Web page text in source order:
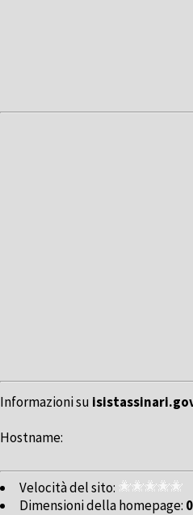
Informazioni su
Hostname:
Velocità del sito:
Dimensioni della homepage: 0